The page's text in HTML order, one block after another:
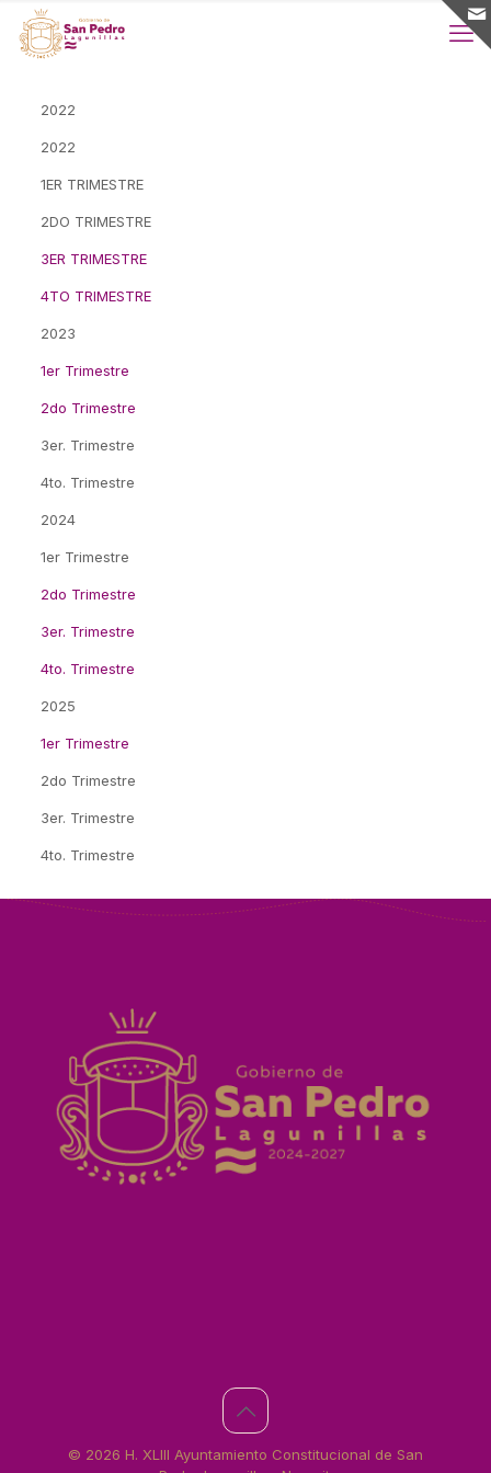
2022
2022
1ER TRIMESTRE
2DO TRIMESTRE
3ER TRIMESTRE
4TO TRIMESTRE
2023
1er Trimestre
2do Trimestre
3er. Trimestre
4to. Trimestre
2024
1er Trimestre
2do Trimestre
3er. Trimestre
4to. Trimestre
2025
1er Trimestre
2do Trimestre
3er. Trimestre
4to. Trimestre
© 2026 H. XLIII Ayuntamiento Constitucional de San